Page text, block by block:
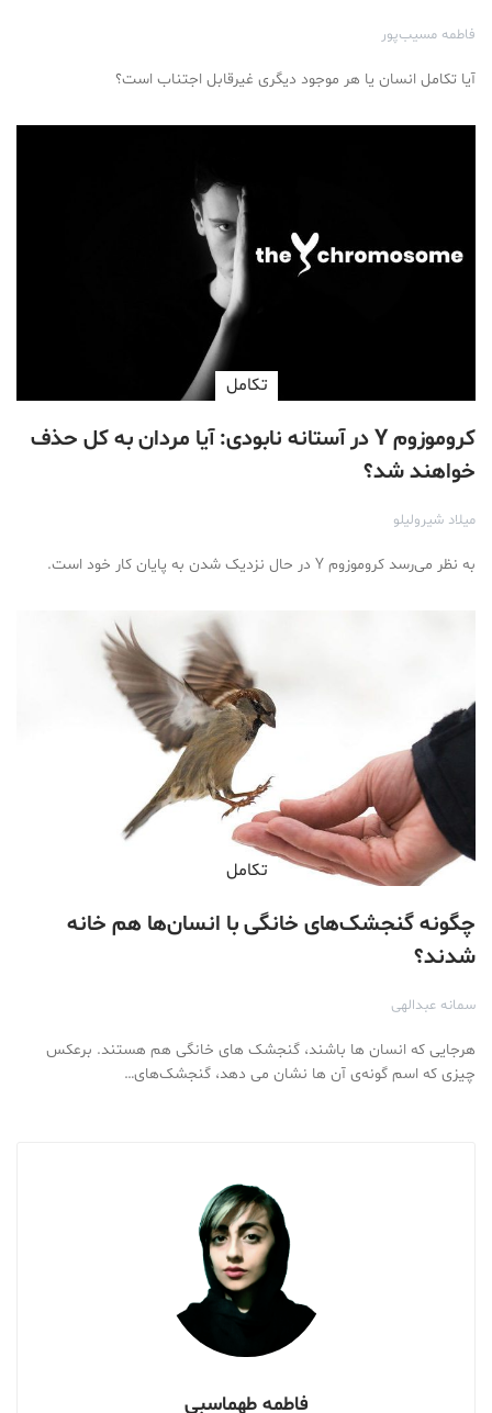
فاطمه مسیب‌پور
آیا تکامل انسان یا هر موجود دیگری غیرقابل اجتناب است؟
تكامل
کروموزوم Y در آستانه نابودی: آیا مردان به کل حذف
خواهند شد؟
میلاد شیرولیلو
به نظر می‌رسد کروموزوم Y در حال نزدیک شدن به پایان کار خود است.
تكامل
چگونه گنجشک‌های خانگی با انسان‌ها هم خانه
شدند؟
سمانه عبدالهی
هرجایی که انسان ها باشند، گنجشک های خانگی هم هستند. برعکس
چیزی که اسم گونه‌ی آن ها نشان می دهد، گنجشک‌های…
فاطمه طهماسبی